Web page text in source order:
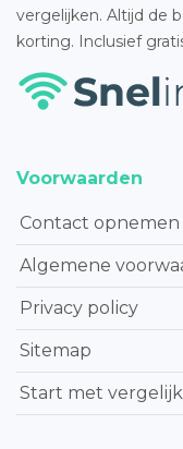
vergelijken. Altijd de
korting. Inclusief
Voorwaarden
Contact opnemen
Algemene
Privacy policy
Sitemap
Start met